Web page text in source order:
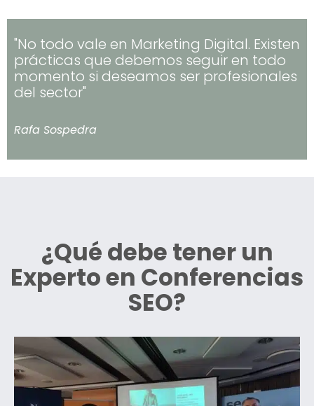
"No todo vale en Marketing Digital. Existen
prácticas que debemos seguir en todo
momento si deseamos ser profesionales
del sector"
Rafa Sospedra
¿Qué debe tener un
Experto en Conferencias
SEO?